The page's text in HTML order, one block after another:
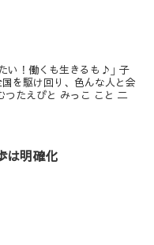
い！働くも生きるも♪｣ 子
を駆け回り、色んな人と会
つたえびと みっこ こと 二
は明確化